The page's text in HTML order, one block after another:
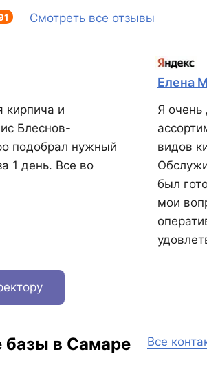
Смотреть все отзывы
кирпича и
Блеснов-
подобрал нужный
1 день. Все во
Елена
Я очень
видов
был
мои
в Самаре Все